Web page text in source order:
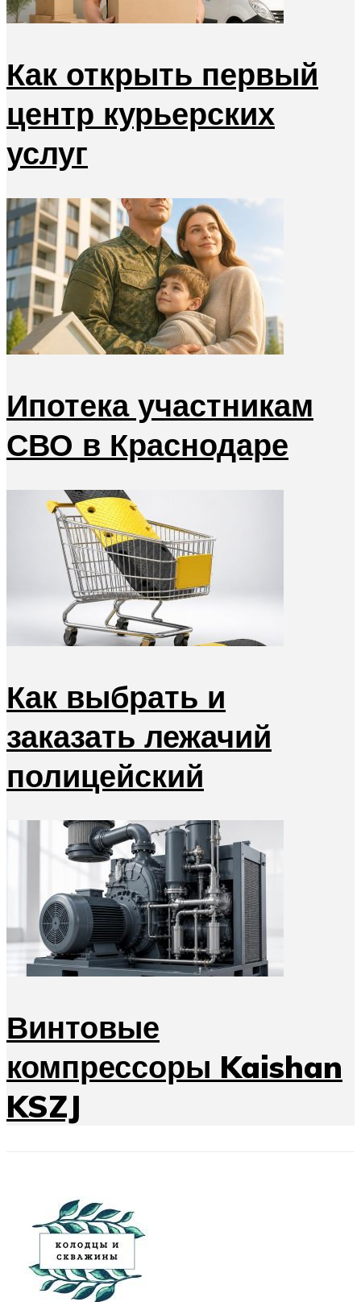
Как открыть первый
центр курьерских
услуг
Ипотека участникам
СВО в Краснодаре
Как выбрать и
заказать лежачий
полицейский
Винтовые
компрессоры Kaishan
KSZJ